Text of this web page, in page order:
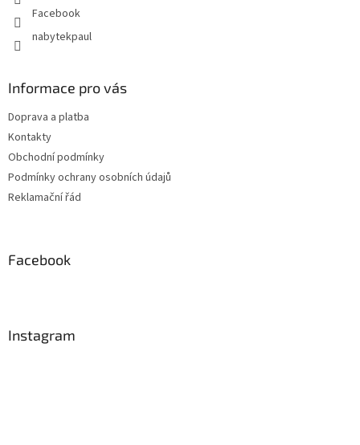
Facebook
nabytekpaul
Informace pro vás
Doprava a platba
Kontakty
Obchodní podmínky
Podmínky ochrany osobních údajů
Reklamační řád
Facebook
Instagram